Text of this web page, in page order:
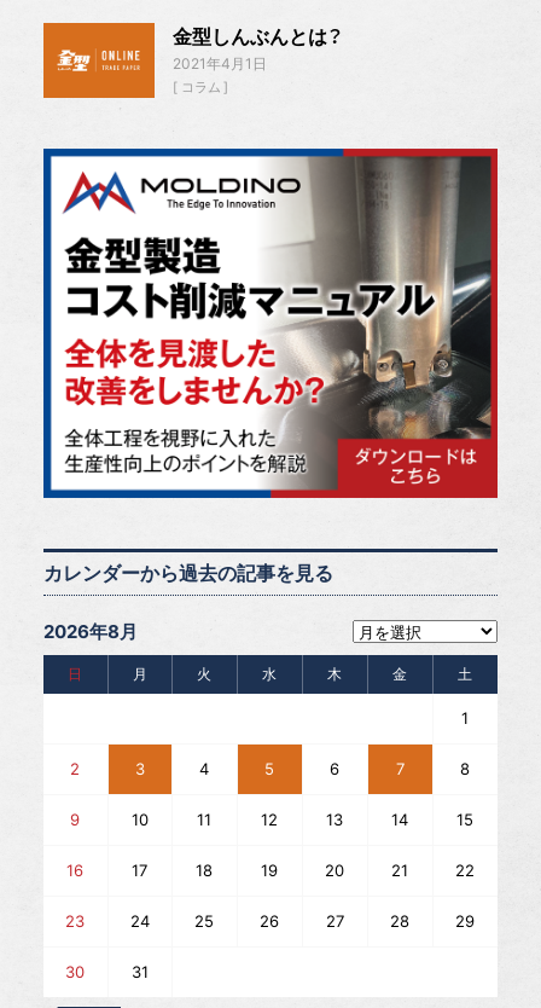
金型しんぶんとは？
2021年4月1日
コラム
カレンダーから過去の記事を見る
2026年8月
日 月 火 水 木 金 土
1
2 3 4 5 6 7 8
9 10 11 12 13 14 15
16 17 18 19 20 21 22
23 24 25 26 27 28 29
30 31